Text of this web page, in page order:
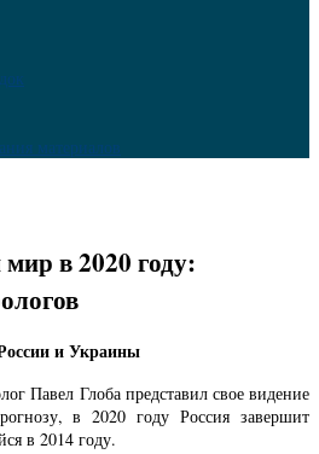
материалов
в 2020 году:
и Украины
Павел Глоба представил свое видение
в 2020 году Россия завершит
в 2014 году.